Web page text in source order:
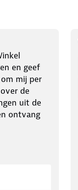
en geef
mij per
de
uit de
ontvang